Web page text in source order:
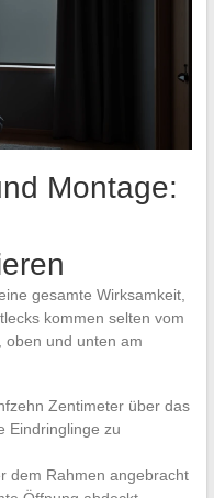
Montage:
gesamte Wirksamkeit,
kommen selten vom
oben und unten am
Zentimeter über das
Eindringlinge zu
dem Rahmen angebracht